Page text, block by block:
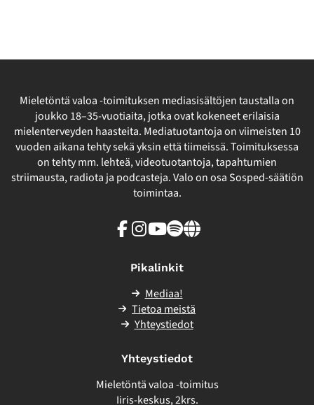
Mieletöntä valoa -toimituksen mediasisältöjen taustalla on
joukko 18–35-vuotiaita, jotka ovat kokeneet erilaisia
mielenterveyden haasteita. Mediatuotantoja on viimeisten 10
vuoden aikana tehty sekä yksin että tiimeissä. Toimituksessa
on tehty mm. lehteä, videotuotantoja, tapahtumien
striimausta, radiota ja podcasteja. Valo on osa Sosped-säätiön
toimintaa.
Facebook
Instagram
Youtube
SpotifyLinkki
Pikalinkit
Mediaa!
Tietoa meistä
Yhteystiedot
Yhteystiedot
Mieletöntä valoa -toimitus
Iiris-keskus, 2krs.